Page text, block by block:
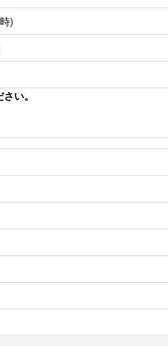
)
い。